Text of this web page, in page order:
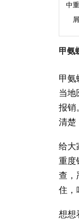
中
甲氨
甲氨
当地
报销
清楚
给大
重度
查，
住，
想想